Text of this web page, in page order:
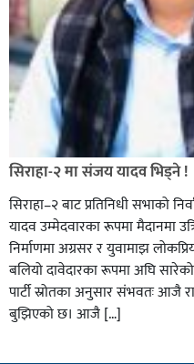
सिराहा-२ मा संजय यादव भिड्ने !
सिराहा–२ बाट प्रतिनिधी सभाको
यादव उम्मेदवारका रूपमा मैदानमा
निर्माणमा अग्रसर र युवामाझ
बलियो दावेदारका रूपमा अघि
पार्टी स्रोतका अनुसार संभवतः आजै
बुझिएको छ। आजै […]